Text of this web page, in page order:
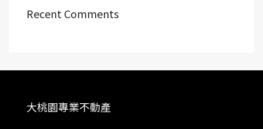
Recent Comments
大桃園專業不動產